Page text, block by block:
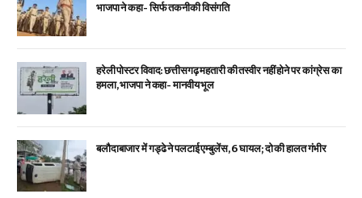
भाजपा ने कहा- सिर्फ तकनीकी विसंगति
हरेली पोस्टर विवाद: छत्तीसगढ़ महतारी की तस्वीर नहीं होने पर कांग्रेस का
हमला, भाजपा ने कहा- मानवीय भूल
बलौदाबाजार में गड्ढे ने पलटाई एम्बुलेंस, 6 घायल; दो की हालत गंभीर